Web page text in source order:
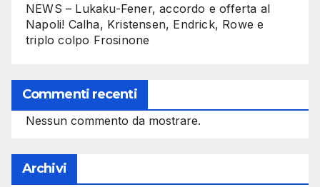
NEWS – Lukaku-Fener, accordo e offerta al
Napoli! Calha, Kristensen, Endrick, Rowe e
triplo colpo Frosinone
Commenti recenti
Nessun commento da mostrare.
Archivi